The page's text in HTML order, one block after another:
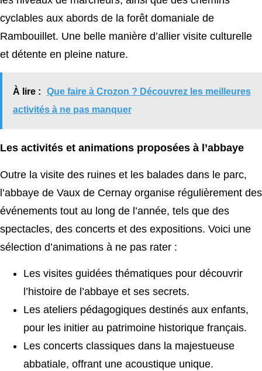
cyclables aux abords de la forêt domaniale de
Rambouillet. Une belle manière d’allier visite culturelle
et détente en pleine nature.
À lire :
Que faire à Crozon ? Découvrez les meilleures
activités à ne pas manquer
Les activités et animations proposées à l’abbaye
Outre la visite des ruines et les balades dans le parc,
l’abbaye de Vaux de Cernay organise régulièrement des
événements tout au long de l’année, tels que des
spectacles, des concerts et des expositions. Voici une
sélection d’animations à ne pas rater :
Les visites guidées thématiques pour découvrir
l’histoire de l’abbaye et ses secrets.
Les ateliers pédagogiques destinés aux enfants,
pour les initier au patrimoine historique français.
Les concerts classiques dans la majestueuse
abbatiale, offrant une acoustique unique.